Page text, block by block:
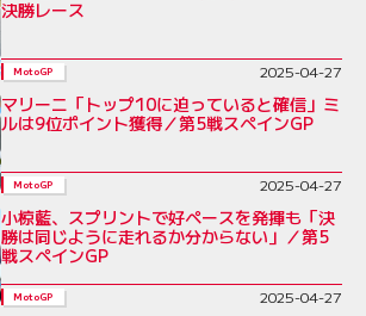
決勝レース
MotoGP 2025-04-27
マリーニ「トップ10に迫っていると確信」ミ
ルは9位ポイント獲得／第5戦スペインGP
MotoGP 2025-04-27
小椋藍、スプリントで好ペースを発揮も「決
勝は同じように走れるか分からない」／第5
戦スペインGP
MotoGP 2025-04-27